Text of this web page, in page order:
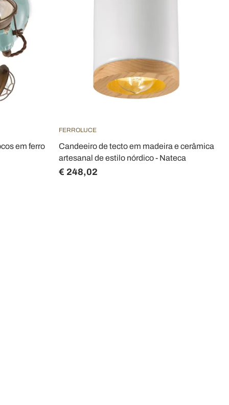
em ferro
FERROLUCE
Candeeiro de tecto em madeira e cerâmica
artesanal de estilo nórdico - Nateca
€ 248,02